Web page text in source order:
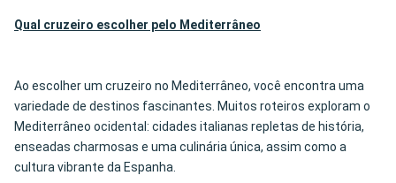
Qual cruzeiro escolher pelo Mediterrâneo
Ao escolher um cruzeiro no Mediterrâneo, você encontra uma
variedade de destinos fascinantes. Muitos roteiros exploram o
Mediterrâneo ocidental: cidades italianas repletas de história,
enseadas charmosas e uma culinária única, assim como a
cultura vibrante da Espanha.